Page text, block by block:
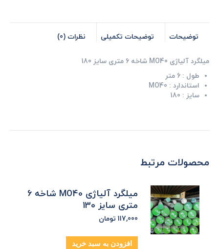
توضیحات توضیحات تکمیلی نظرات (0)
میلگرد آلیاژی MO40 شاخه 6 متری سایز 180
طول : 6 متر
استاندارد : MO40
سایز : 180
محصولات مرتبط
میلگرد آلیاژی MO40 شاخه 6
متری سایز 130
117,000 تومان
افزودن به سبد خرید